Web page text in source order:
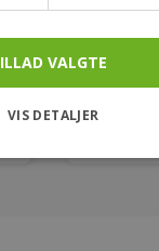
VALGTE
VIS DETALJER